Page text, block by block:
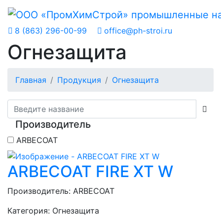
8 (863) 296-00-99 office@ph-stroi.ru
Огнезащита
Главная Продукция Огнезащита
Производитель
ARBECOAT
ARBECOAT FIRE XT W
Производитель: ARBECOAT
Категория: Огнезащита